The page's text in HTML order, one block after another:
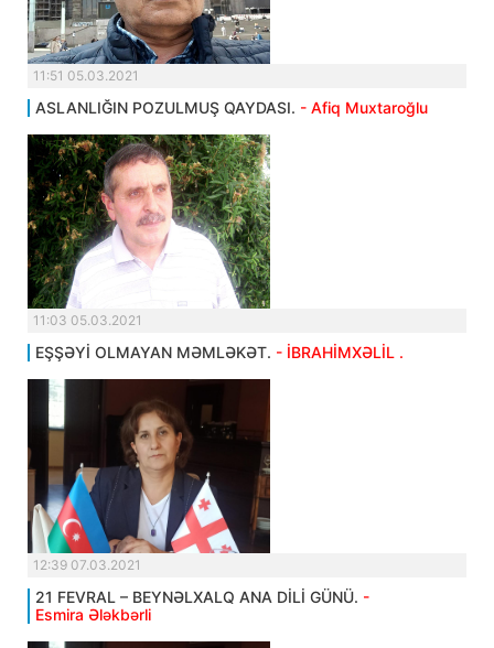
11:51 05.03.2021
ASLANLIĞIN POZULMUŞ QAYDASI. - Afiq Muxtaroğlu
11:03 05.03.2021
EŞŞƏYİ OLMAYAN MƏMLƏKƏT. - İBRAHİMXƏLİL .
12:39 07.03.2021
21 FEVRAL – BEYNƏLXALQ ANA DİLİ GÜNÜ. -
Esmira Ələkbərli